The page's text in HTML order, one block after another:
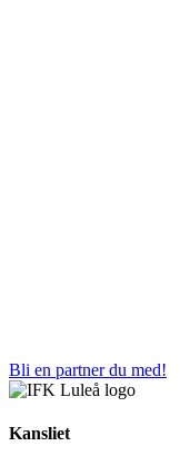
Bli en partner du med!
Kansliet